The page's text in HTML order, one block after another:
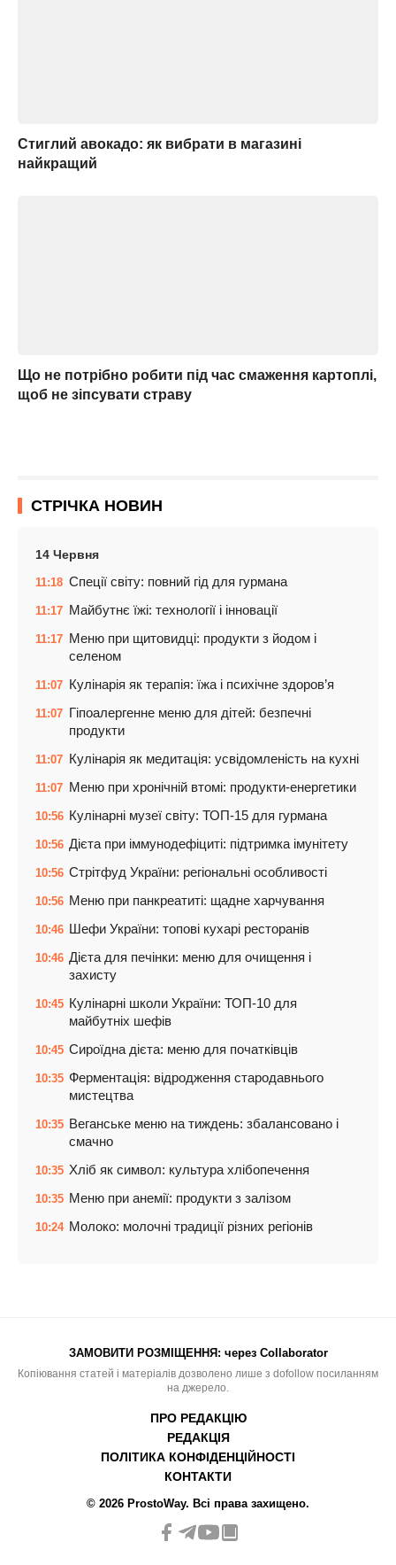
Стиглий авокадо: як вибрати в магазині
найкращий
Що не потрібно робити під час смаження картоплі,
щоб не зіпсувати страву
СТРІЧКА НОВИН
14 Червня
11:18 Спеції світу: повний гід для гурмана
11:17 Майбутнє їжі: технології і інновації
11:17 Меню при щитовидці: продукти з йодом і
селеном
11:07 Кулінарія як терапія: їжа і психічне здоров’я
11:07 Гіпоалергенне меню для дітей: безпечні
продукти
11:07 Кулінарія як медитація: усвідомленість на кухні
11:07 Меню при хронічній втомі: продукти-енергетики
10:56 Кулінарні музеї світу: ТОП-15 для гурмана
10:56 Дієта при іммунодефіциті: підтримка імунітету
10:56 Стрітфуд України: регіональні особливості
10:56 Меню при панкреатиті: щадне харчування
10:46 Шефи України: топові кухарі ресторанів
10:46 Дієта для печінки: меню для очищення і
захисту
10:45 Кулінарні школи України: ТОП-10 для
майбутніх шефів
10:45 Сироїдна дієта: меню для початківців
10:35 Ферментація: відродження стародавнього
мистецтва
10:35 Веганське меню на тиждень: збалансовано і
смачно
10:35 Хліб як символ: культура хлібопечення
10:35 Меню при анемії: продукти з залізом
10:24 Молоко: молочні традиції різних регіонів
© 2026 ProstoWay. Всі права захищено.
ЗАМОВИТИ РОЗМІЩЕННЯ: через Collaborator
Копіювання статей і матеріалів дозволено лише з dofollow посиланням
на джерело.
ПРО РЕДАКЦІЮ
РЕДАКЦІЯ
ПОЛІТИКА КОНФІДЕНЦІЙНОСТІ
КОНТАКТИ